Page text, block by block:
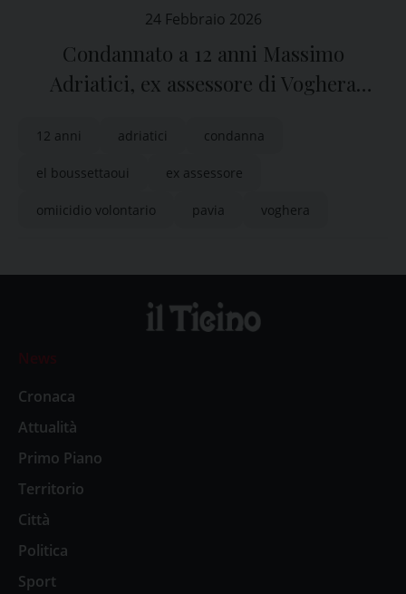
24 Febbraio 2026
Condannato a 12 anni Massimo
Adriatici, ex assessore di Voghera
12 anni adriatici condanna
el boussettaoui ex assessore
omiicidio volontario pavia voghera
News
Cronaca
Attualità
Primo Piano
Territorio
Città
Politica
Sport